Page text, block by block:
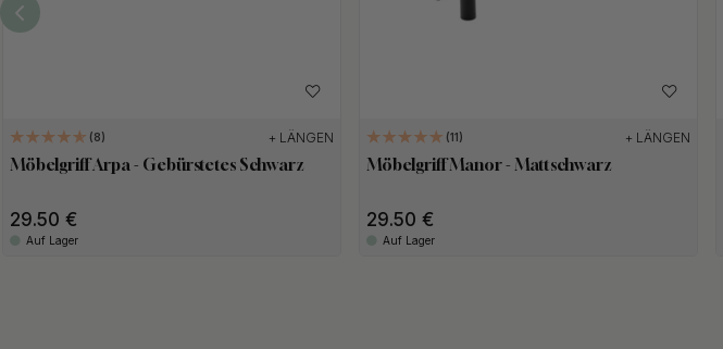
8 + LÄNGEN
Möbelgriff Arpa - Gebürstetes Schwarz
29.50
Auf Lager
11 + LÄNGEN
Möbelgriff Manor - Mattschwarz
29.50
Auf Lager